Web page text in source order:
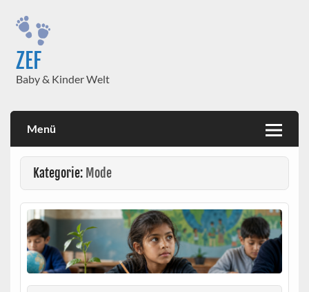
content
ZEF
Baby & Kinder Welt
Menü
Kategorie: Mode